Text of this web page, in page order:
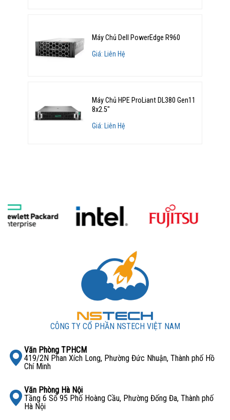
Máy Chủ Dell PowerEdge R960
Giá: Liên Hệ
Máy Chủ HPE ProLiant DL380 Gen11
8x2.5"
Giá: Liên Hệ
CÔNG TY CỔ PHẦN NSTECH VIỆT NAM
Văn Phòng TPHCM
419/2N Phan Xích Long, Phường Đức Nhuận, Thành phố Hồ
Chí Minh
Văn Phòng Hà Nội
Tầng 6 Số 95 Phố Hoàng Cầu, Phường Đống Đa, Thành phố
Hà Nội